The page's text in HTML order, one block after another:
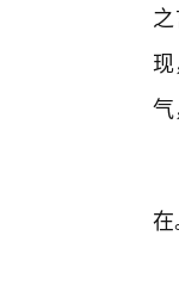
在